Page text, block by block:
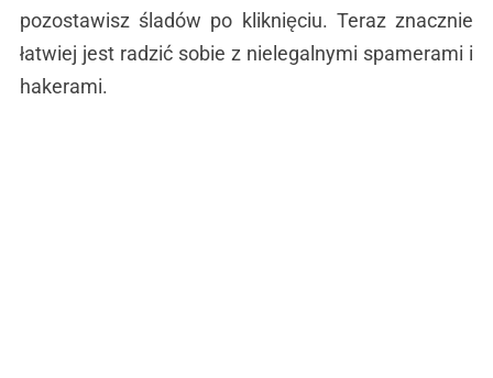
pozostawisz śladów po kliknięciu. Teraz znacznie
łatwiej jest radzić sobie z nielegalnymi spamerami i
hakerami.